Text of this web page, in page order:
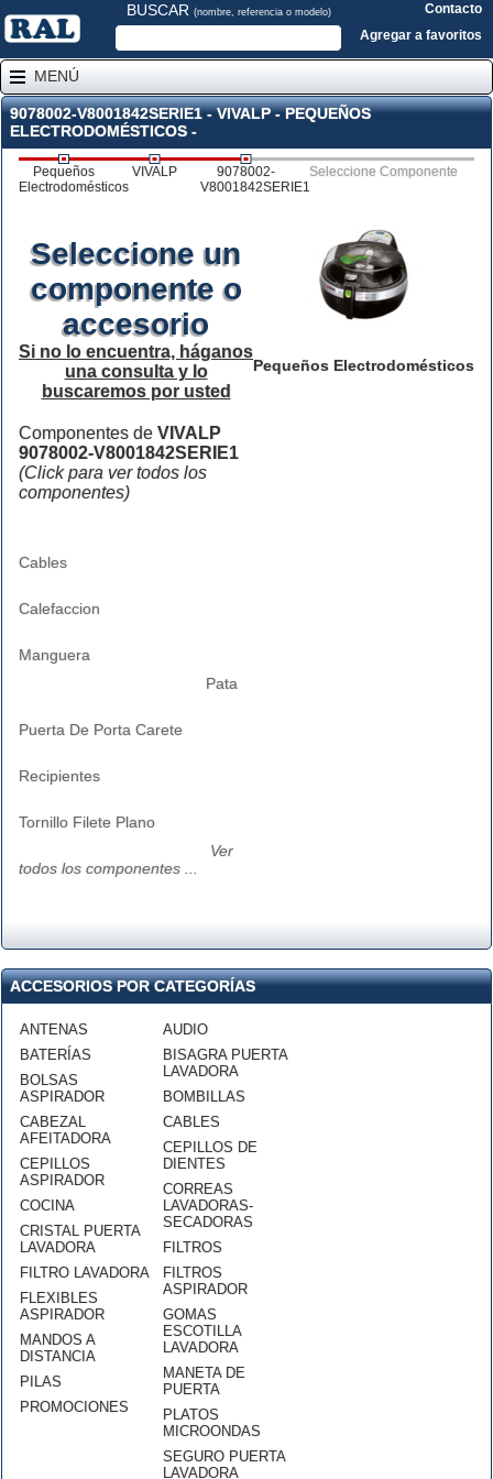
BUSCAR (nombre, referencia o modelo)
Contacto
Agregar a favoritos
MENÚ
9078002-V8001842SERIE1 - VIVALP - PEQUEÑOS
ELECTRODOMÉSTICOS -
Pequeños
Electrodomésticos
VIVALP
9078002-
V8001842SERIE1
Seleccione Componente
Pequeños Electrodomésticos
Seleccione un
componente o
accesorio
Si no lo encuentra, háganos
una consulta y lo
buscaremos por usted
Componentes de VIVALP
9078002-V8001842SERIE1
(Click para ver todos los
componentes)
Cables
Calefaccion
Manguera
Pata
Puerta De Porta Carete
Recipientes
Tornillo Filete Plano
Ver
todos los componentes ...
ACCESORIOS POR CATEGORÍAS
ANTENAS
BATERÍAS
BOLSAS
ASPIRADOR
CABEZAL
AFEITADORA
CEPILLOS
ASPIRADOR
COCINA
CRISTAL PUERTA
LAVADORA
FILTRO LAVADORA
FLEXIBLES
ASPIRADOR
MANDOS A
DISTANCIA
PILAS
PROMOCIONES
AUDIO
BISAGRA PUERTA
LAVADORA
BOMBILLAS
CABLES
CEPILLOS DE
DIENTES
CORREAS
LAVADORAS-
SECADORAS
FILTROS
FILTROS
ASPIRADOR
GOMAS
ESCOTILLA
LAVADORA
MANETA DE
PUERTA
PLATOS
MICROONDAS
SEGURO PUERTA
LAVADORA